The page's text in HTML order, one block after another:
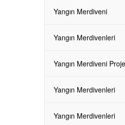
Yangın Merdiveni
Yangın Merdivenleri
Yangın Merdiveni
Yangın Merdivenleri
Yangın Merdivenleri